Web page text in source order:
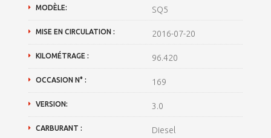
MODÈLE: SQ5
MISE EN CIRCULATION : 2016-07-20
KILOMÉTRAGE : 96.420
OCCASION N° : 169
VERSION: 3.0
CARBURANT : Diesel